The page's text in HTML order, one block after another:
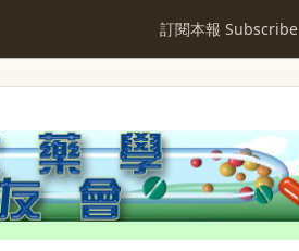
訂閱本報 Subscribe